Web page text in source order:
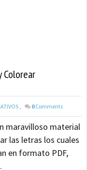
Colorear
, 0 Comments
maravilloso material
las letras los cuales
en formato PDF,